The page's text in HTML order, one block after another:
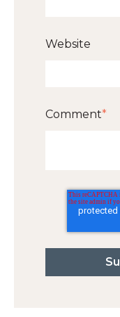
Website
Comment*